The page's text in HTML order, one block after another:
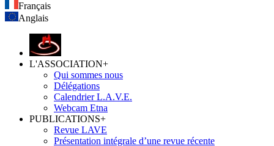
Français
Anglais
L'ASSOCIATION+
Qui sommes nous
Délégations
Calendrier L.A.V.E.
Webcam Etna
PUBLICATIONS+
Revue LAVE
Présentation intégrale d’une revue récente